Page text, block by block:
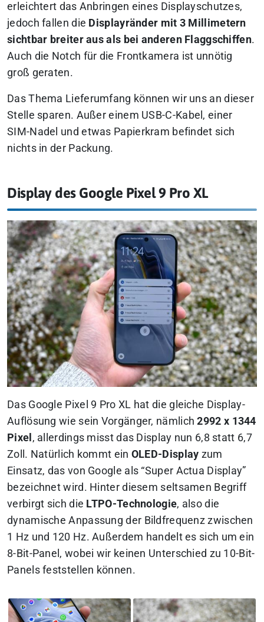
erleichtert das Anbringen eines Displayschutzes,
jedoch fallen die Displayränder mit 3 Millimetern
sichtbar breiter aus als bei anderen Flaggschiffen.
Auch die Notch für die Frontkamera ist unnötig
groß geraten.
Das Thema Lieferumfang können wir uns an dieser
Stelle sparen. Außer einem USB-C-Kabel, einer
SIM-Nadel und etwas Papierkram befindet sich
nichts in der Packung.
Display des Google Pixel 9 Pro XL
Das Google Pixel 9 Pro XL hat die gleiche Display-
Auflösung wie sein Vorgänger, nämlich2992 x 1344
Pixel , allerdings misst das Display nun 6,8 statt 6,7
Zoll. Natürlich kommt ein OLED-Display zum
Einsatz, das von Google als “Super Actua Display”
bezeichnet wird. Hinter diesem seltsamen Begriff
verbirgt sich die LTPO-Technologie, also die
dynamische Anpassung der Bildfrequenz zwischen
1 Hz und 120 Hz. Außerdem handelt es sich um ein
8-Bit-Panel, wobei wir keinen Unterschied zu 10-Bit-
Panels feststellen können.